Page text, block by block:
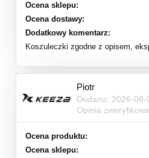
Ocena sklepu:
Ocena dostawy:
Dodatkowy komentarz:
Koszuleczki zgodne z opisem,
Piotr
Dodano: 2026-08-
Opinia
Ocena produktu:
Ocena sklepu: